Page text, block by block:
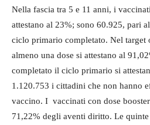
Nella fascia tra 5 e 11 anni, i
attestano al 23%; sono 60.925, pari
ciclo primario completato. Nel target
almeno una dose si attestano al
completato il ciclo primario si
1.120.753 i cittadini che non hanno
vaccino. I vaccinati con dose
71,22% degli aventi diritto. Le